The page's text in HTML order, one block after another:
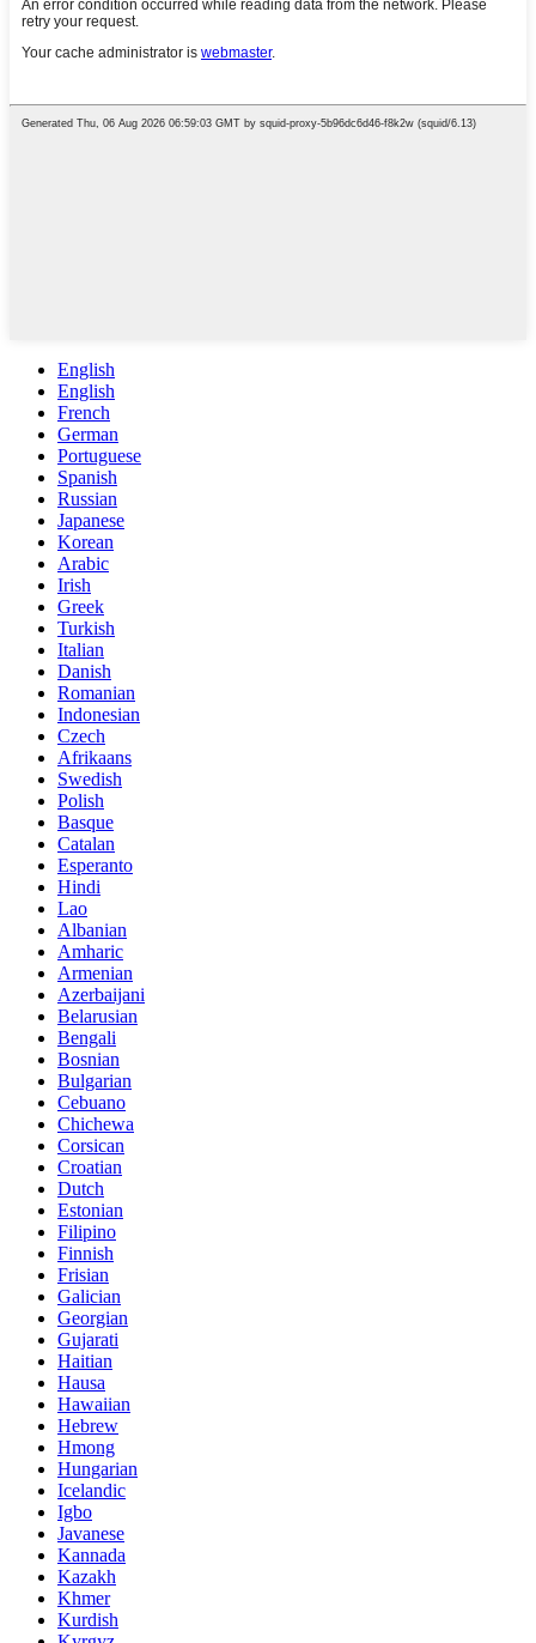
English
English
French
German
Portuguese
Spanish
Russian
Japanese
Korean
Arabic
Irish
Greek
Turkish
Italian
Danish
Romanian
Indonesian
Czech
Afrikaans
Swedish
Polish
Basque
Catalan
Esperanto
Hindi
Lao
Albanian
Amharic
Armenian
Azerbaijani
Belarusian
Bengali
Bosnian
Bulgarian
Cebuano
Chichewa
Corsican
Croatian
Dutch
Estonian
Filipino
Finnish
Frisian
Galician
Georgian
Gujarati
Haitian
Hausa
Hawaiian
Hebrew
Hmong
Hungarian
Icelandic
Igbo
Javanese
Kannada
Kazakh
Khmer
Kurdish